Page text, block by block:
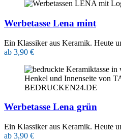
Werbetasse Lena mint
Ein Klassiker aus Keramik. Heute
ab 3,90 €
Werbetasse Lena grün
Ein Klassiker aus Keramik. Heute
ab 3,90 €